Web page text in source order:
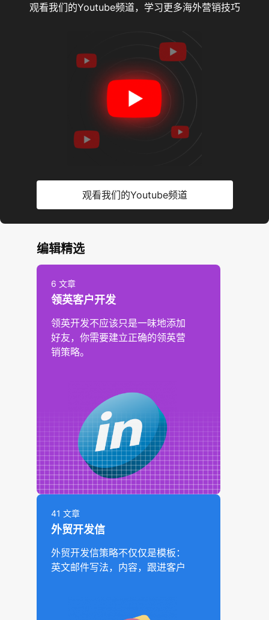
观看我们的Youtube频道，学习更多海外营销技巧
观看我们的Youtube频道
编辑精选
6 文章
领英客户开发
领英开发不应该只是一味地添加
好友，你需要建立正确的领英营
销策略。
41 文章
外贸开发信
外贸开发信策略不仅仅是模板：
英文邮件写法，内容，跟进客户